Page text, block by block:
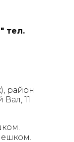
тел.
район
11